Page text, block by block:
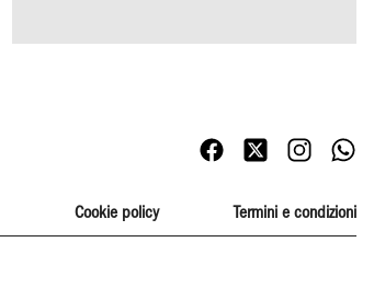
Cookie policy Termini e condizioni